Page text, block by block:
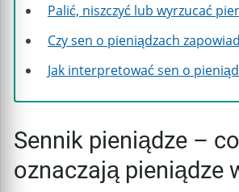
Palić, niszczyć lub wyrzucać
Czy sen o pieniądzach
Jak interpretować sen o
Sennik pieniądze – co
oznaczają pieniądze